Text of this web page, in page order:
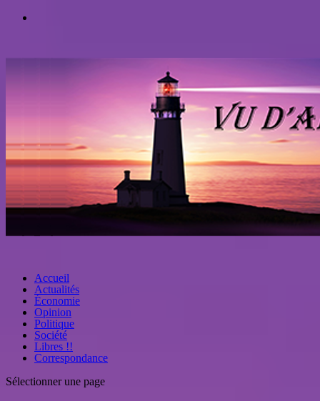
Accueil
Actualités
Économie
Opinion
Politique
Société
Libres !!
Correspondance
Sélectionner une page